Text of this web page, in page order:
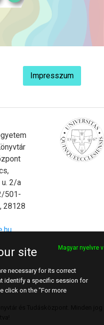
Impresszum
2/a
501-
28128
site Magyar nyelvre
necessary for its correct
identify a specific session for
click on the "For more